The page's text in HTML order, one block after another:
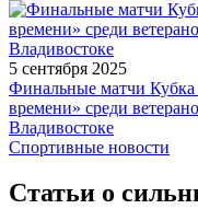
5 сентября 2025
Финальные матчи
времени» среди
Владивостоке
Спортивные новости
Статьи о